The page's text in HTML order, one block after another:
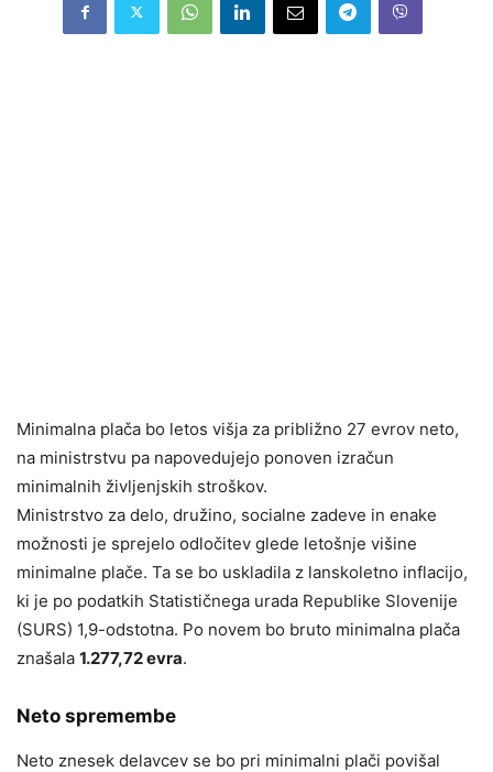
Minimalna plača bo letos višja za približno 27 evrov neto,
na ministrstvu pa napovedujejo ponoven izračun
minimalnih življenjskih stroškov.
Ministrstvo za delo, družino, socialne zadeve in enake
možnosti je sprejelo odločitev glede letošnje višine
minimalne plače. Ta se bo uskladila z lanskoletno inflacijo,
ki je po podatkih Statističnega urada Republike Slovenije
(SURS) 1,9-odstotna. Po novem bo bruto minimalna plača
znašala 1.277,72 evra.
Neto spremembe
Neto znesek delavcev se bo pri minimalni plači povišal